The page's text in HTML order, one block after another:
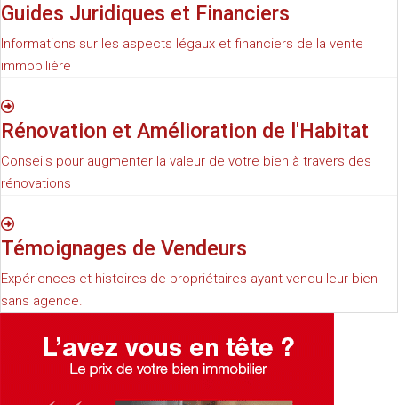
Guides Juridiques et Financiers
Informations sur les aspects légaux et financiers de la vente
immobilière
Rénovation et Amélioration de l'Habitat
Conseils pour augmenter la valeur de votre bien à travers des
rénovations
Témoignages de Vendeurs
Expériences et histoires de propriétaires ayant vendu leur bien
sans agence.